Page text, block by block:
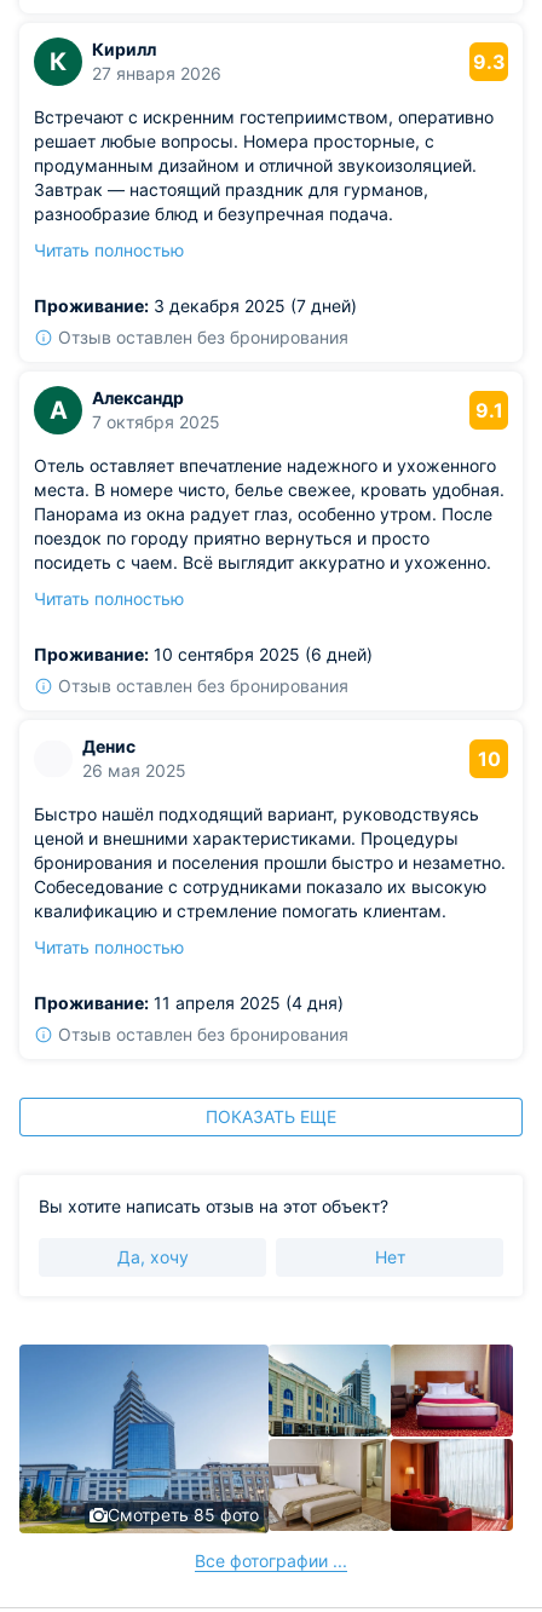
К
Кирилл
27 января 2026
9.3
Встречают с искренним гостеприимством, оперативно
решает любые вопросы. Номера просторные, с
продуманным дизайном и отличной звукоизоляцией.
Завтрак — настоящий праздник для гурманов,
разнообразие блюд и безупречная подача.
Из недостатков: стоимость проживания выше среднего,
Читать полностью
Проживание: 3 декабря 2025 (7 дней)
Отзыв оставлен без бронирования
А
Александр
7 октября 2025
9.1
Отель оставляет впечатление надежного и ухоженного
места. В номере чисто, белье свежее, кровать удобная.
Панорама из окна радует глаз, особенно утром. После
поездок по городу приятно вернуться и просто
посидеть с чаем. Всё выглядит аккуратно и ухоженно.
качеству.
Читать полностью
Проживание: 10 сентября 2025 (6 дней)
Отзыв оставлен без бронирования
Денис
26 мая 2025
10
Быстро нашёл подходящий вариант, руководствуясь
ценой и внешними характеристиками. Процедуры
бронирования и поселения прошли быстро и незаметно.
Собеседование с сотрудниками показало их высокую
квалификацию и стремление помогать клиентам.
успокаивающая и тихая. Значимым преимуществом
оперативно достигать намеченных целей рабочего
характера.
Читать полностью
Проживание: 11 апреля 2025 (4 дня)
Отзыв оставлен без бронирования
ПОКАЗАТЬ ЕЩЕ
Вы хотите написать отзыв на этот объект?
Да, хочу Нет
Смотреть 85 фото
Все фотографии ...